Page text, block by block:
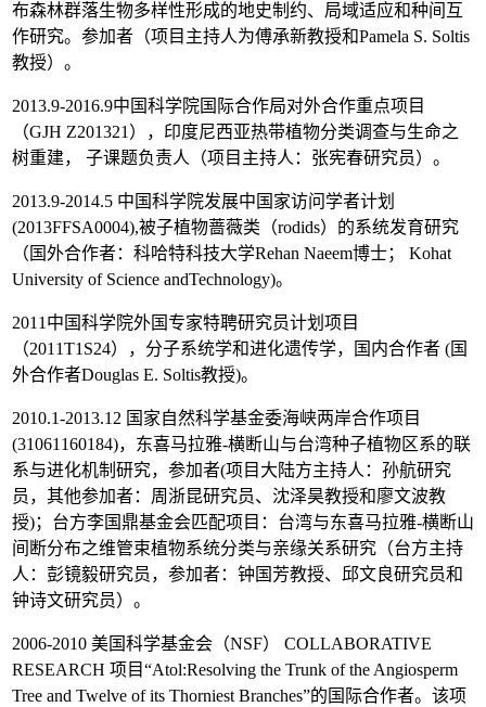
布森林群落生物多样性形成的地史制约、局域适应和种间互
作研究。参加者（项目主持人为傅承新教授和Pamela S. Soltis
教授）。
2013.9-2016.9中国科学院国际合作局对外合作重点项目
（GJH Z201321），印度尼西亚热带植物分类调查与生命之
树重建， 子课题负责人（项目主持人：张宪春研究员）。
2013.9-2014.5 中国科学院发展中国家访问学者计划
(2013FFSA0004),被子植物蔷薇类（rodids）的系统发育研究
（国外合作者：科哈特科技大学Rehan Naeem博士； Kohat
University of Science andTechnology)。
2011中国科学院外国专家特聘研究员计划项目
（2011T1S24），分子系统学和进化遗传学，国内合作者 (国
外合作者Douglas E. Soltis教授)。
2010.1-2013.12 国家自然科学基金委海峡两岸合作项目
(31061160184)，东喜马拉雅-横断山与台湾种子植物区系的联
系与进化机制研究，参加者(项目大陆方主持人：孙航研究
员，其他参加者：周浙昆研究员、沈泽昊教授和廖文波教
授)；台方李国鼎基金会匹配项目：台湾与东喜马拉雅-横断山
间断分布之维管束植物系统分类与亲缘关系研究（台方主持
人：彭镜毅研究员，参加者：钟国芳教授、邱文良研究员和
钟诗文研究员）。
2006-2010 美国科学基金会（NSF） COLLABORATIVE
RESEARCH 项目“Atol:Resolving the Trunk of the Angiosperm
Tree and Twelve of its Thorniest Branches”的国际合作者。该项